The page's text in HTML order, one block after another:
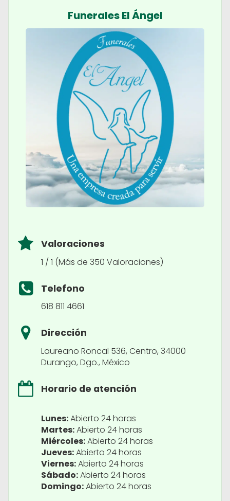
Funerales El Ángel
Valoraciones
1 / 1 (Más de 350 Valoraciones)
Telefono
618 811 4661
Dirección
Laureano Roncal 536, Centro, 34000
Durango, Dgo., México
Horario de atención
Lunes:Abierto 24 horas
Martes:Abierto 24 horas
Miércoles:Abierto 24 horas
Jueves:Abierto 24 horas
Viernes:Abierto 24 horas
Sábado:Abierto 24 horas
Domingo:Abierto 24 horas